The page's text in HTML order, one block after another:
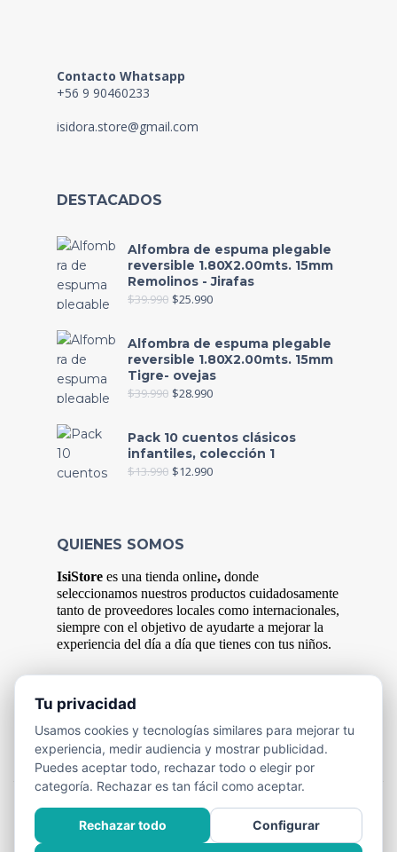
Contacto Whatsapp
+56 9 90460233
isidora.store@gmail.com
DESTACADOS
Alfombra de espuma plegable
reversible 1.80X2.00mts. 15mm
Remolinos - Jirafas
$39.990 $25.990
Alfombra de espuma plegable
reversible 1.80X2.00mts. 15mm
Tigre- ovejas
$39.990 $28.990
Pack 10 cuentos clásicos
infantiles, colección 1
$13.990 $12.990
QUIENES SOMOS
IsiStore es una tienda online, donde
seleccionamos nuestros productos cuidadosamente
tanto de proveedores locales como internacionales,
siempre con el objetivo de ayudarte a mejorar la
experiencia del día a día que tienes con tus niños.
FORMAS DE PAGO
Efectivo y Transferencia Bancaria.
Tu privacidad
Usamos cookies y tecnologías similares para mejorar tu
experiencia, medir audiencia y mostrar publicidad.
Puedes aceptar todo, rechazar todo o elegir por
categoría. Rechazar es tan fácil como aceptar.
Rechazar todo Configurar